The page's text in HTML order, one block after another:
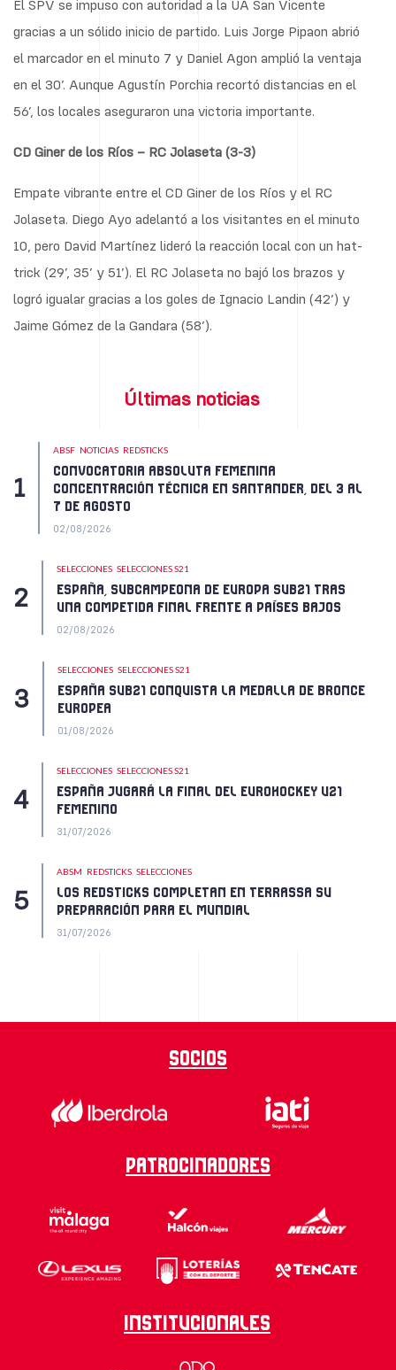
El SPV se impuso con autoridad a la UA San Vicente
gracias a un sólido inicio de partido. Luis Jorge Pipaon abrió
el marcador en el minuto 7 y Daniel Agon amplió la ventaja
en el 30’. Aunque Agustín Porchia recortó distancias en el
56’, los locales aseguraron una victoria importante.
CD Giner de los Ríos – RC Jolaseta (3-3)
Empate vibrante entre el CD Giner de los Ríos y el RC
Jolaseta. Diego Ayo adelantó a los visitantes en el minuto
10, pero David Martínez lideró la reacción local con un hat-
trick (29’, 35’ y 51’). El RC Jolaseta no bajó los brazos y
logró igualar gracias a los goles de Ignacio Landin (42’) y
Jaime Gómez de la Gandara (58’).
Últimas noticias
ABSF NOTICIAS REDSTICKS
CONVOCATORIA ABSOLUTA FEMENINA
CONCENTRACIÓN TÉCNICA EN SANTANDER, DEL 3 AL
7 DE AGOSTO
02/08/2026
SELECCIONES SELECCIONES S21
ESPAÑA, SUBCAMPEONA DE EUROPA SUB21 TRAS
UNA COMPETIDA FINAL FRENTE A PAÍSES BAJOS
02/08/2026
SELECCIONES SELECCIONES S21
ESPAÑA SUB21 CONQUISTA LA MEDALLA DE BRONCE
EUROPEA
01/08/2026
SELECCIONES SELECCIONES S21
ESPAÑA JUGARÁ LA FINAL DEL EUROHOCKEY U21
FEMENINO
31/07/2026
ABSM REDSTICKS SELECCIONES
LOS REDSTICKS COMPLETAN EN TERRASSA SU
PREPARACIÓN PARA EL MUNDIAL
31/07/2026
Socios
Patrocinadores
Institucionales